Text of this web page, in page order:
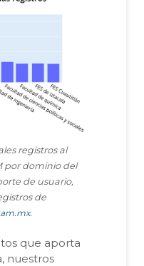
registros al
por dominio del
de usuario,
de
.
que aporta
nuestros